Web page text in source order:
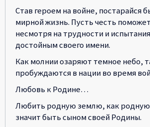
Став героем на войне, постарайся
мирной жизнь. Пусть честь
несмотря на трудности и
достойным своего имени.
Как молнии озаряют темное небо,
пробуждаются в нации во время
Любовь к Родине…
Любить родную землю, как родную
значит быть сыном своей Родины.